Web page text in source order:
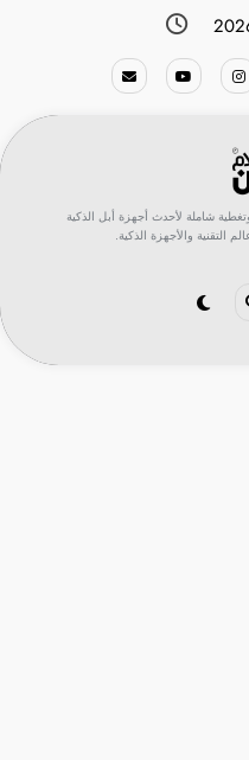
شاملة لأحدث أجهزة أبل الذكية
التقنية والأجهزة الذكية.